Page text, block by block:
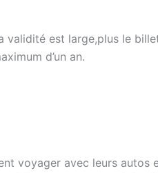
validité est large,plus le
d’un an.
voyager avec leurs autos